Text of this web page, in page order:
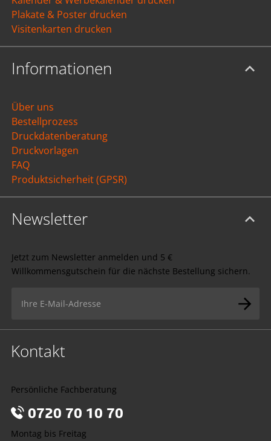
Plakate & Poster drucken
Visitenkarten drucken
Informationen
Über uns
Bestellprozess
Druckdatenberatung
Druckvorlagen
FAQ
Produktsicherheit (GPSR)
Newsletter
Jetzt zum Newsletter anmelden und 5 €
Willkommensgutschein für die nächste Bestellung sichern.
Kontakt
Persönliche Fachberatung
0720 70 10 70
Montag bis Freitag